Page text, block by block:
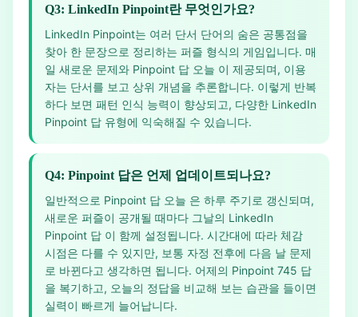
Q3: LinkedIn Pinpoint란 무엇인가요?
LinkedIn Pinpoint는 여러 단서 단어의 숨은 공통점을
찾아 한 문장으로 정리하는 퍼즐 형식의 게임입니다. 매
일 새로운 문제와 Pinpoint 답 오늘 이 제공되며, 이용
자는 단서를 보고 상위 개념을 추론합니다. 이렇게 반복
하다 보면 패턴 인식 능력이 향상되고, 다양한 LinkedIn
Pinpoint 답 유형에 익숙해질 수 있습니다.
Q4: Pinpoint 답은 언제 업데이트되나요?
일반적으로 Pinpoint 답 오늘 은 하루 주기로 갱신되며,
새로운 퍼즐이 공개될 때마다 그날의 LinkedIn
Pinpoint 답 이 함께 설정됩니다. 시간대에 따라 체감
시점은 다를 수 있지만, 보통 자정 전후에 다음 날 문제
로 바뀐다고 생각하면 됩니다. 어제의 Pinpoint 745 답
을 복기하고, 오늘의 정답을 비교해 보는 습관을 들이면
실력이 빠르게 늘어납니다.